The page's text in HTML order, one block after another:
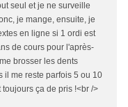
seul et je ne surveille
je mange, ensuite, je
en ligne si 1 ordi est
de cours pour l'après-
brosser les dents
il me reste parfois 5 ou 10
ça de pris !<br />